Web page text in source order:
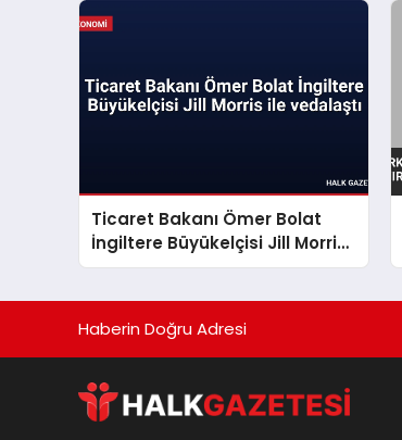
Ticaret Bakanı Ömer Bolat
İngiltere Büyükelçisi Jill Morris
ile vedalaştı
Haberin Doğru Adresi